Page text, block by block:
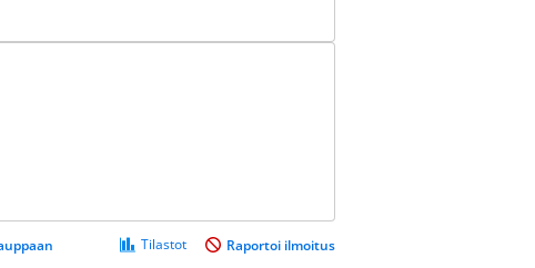
Tilastot Raportoi ilmoitus